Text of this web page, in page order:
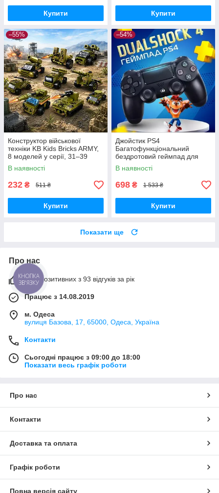
Купити Купити
–55%
Конструктор військової
техніки KB Kids Bricks ARMY,
8 моделей у серії, 31–39
деталей, 6+
В наявності
232 ₴ 511 ₴
Купити
–54%
Джойстик PS4
Багатофункціональний
бездротовий геймпад для
Bluetooth-консолі з подвійною
вібрацією DualShock 4 V3.5
В наявності
698 ₴ 1 533 ₴
Купити
Показати ще
Про нас
93% позитивних з 93 відгуків за рік
Працює з 14.08.2019
м. Одеса
вулиця Базова, 17, 65000, Одеса, Україна
Контакти
Сьогодні працює з 09:00 до 18:00
Показати весь графік роботи
Про нас
Контакти
Доставка та оплата
Графік роботи
Повна версія сайту
КНОПКА
ЗВ'ЯЗКУ